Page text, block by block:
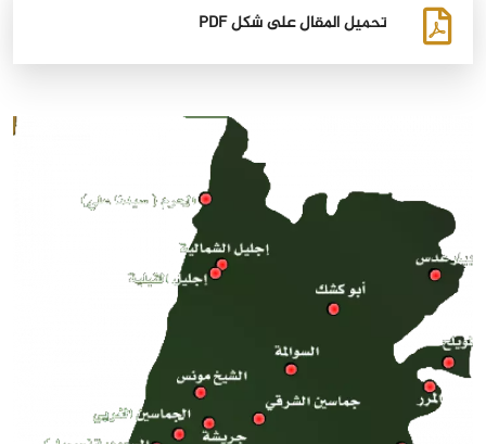
تحميل المقال على شكل PDF